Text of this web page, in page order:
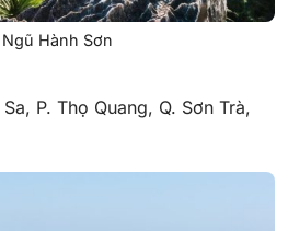
Hành Sơn
P. Thọ Quang, Q. Sơn Trà,